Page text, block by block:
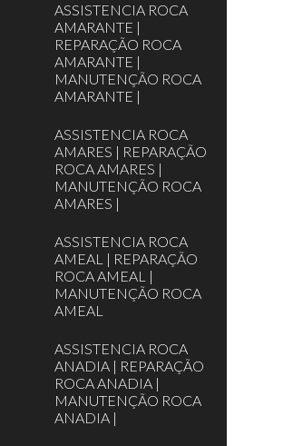
ASSISTENCIA ROCA
AMARANTE |
REPARAÇÃO ROCA
AMARANTE |
MANUTENÇÃO ROCA
AMARANTE |
ASSISTENCIA ROCA
AMARES | REPARAÇÃO
ROCA AMARES |
MANUTENÇÃO ROCA
AMARES |
ASSISTENCIA ROCA
AMEAL | REPARAÇÃO
ROCA AMEAL |
MANUTENÇÃO ROCA
AMEAL
ASSISTENCIA ROCA
ANADIA | REPARAÇÃO
ROCA ANADIA |
MANUTENÇÃO ROCA
ANADIA |